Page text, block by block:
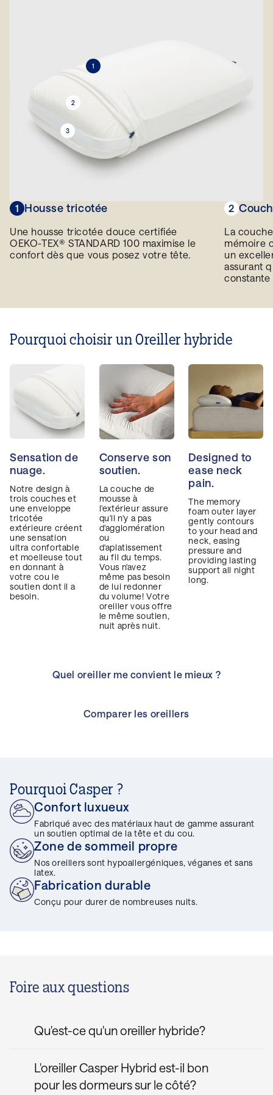
1 Housse tricotée
Une housse tricotée douce certifiée
OEKO-TEX® STANDARD 100 maximise le
confort dès que vous posez votre tête.
2
La
mémoire
un
assurant
constante
1
2
3
Pourquoi choisir un Oreiller hybride
Sensation de
nuage.
Notre design à
trois couches et
une enveloppe
tricotée
extérieure créent
une sensation
ultra confortable
et moelleuse tout
en donnant à
votre cou le
soutien dont il a
besoin.
Conserve son
soutien.
La couche de
mousse à
l'extérieur assure
qu'il n'y a pas
d'agglomération
ou
d'aplatissement
au fil du temps.
Vous n'avez
même pas besoin
de lui redonner
du volume! Votre
oreiller vous offre
le même soutien,
nuit après nuit.
Designed to
ease neck
pain.
The memory
foam outer layer
gently contours
to your head and
neck, easing
pressure and
providing lasting
support all night
long.
Quel oreiller me convient le mieux ?
Comparer les oreillers
Pourquoi Casper ?
Confort luxueux
Fabriqué avec des matériaux haut de gamme assurant
un soutien optimal de la tête et du cou.
Zone de sommeil propre
Nos oreillers sont hypoallergéniques, véganes et sans
latex.
Fabrication durable
Conçu pour durer de nombreuses nuits.
Foire aux questions
Qu'est-ce qu'un oreiller hybride?
duvet ou en fibres qui n'utilise que le
matériau dans son nom comme
L'oreiller Casper Hybrid est-il bon
pour les dormeurs sur le côté?